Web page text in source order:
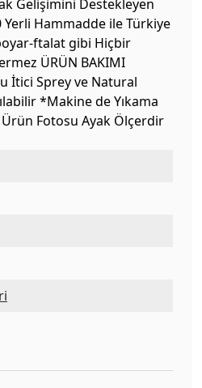
Gelişimini Destekleyen
Yerli Hammadde ile Türkiye
ftalat gibi Hiçbir
ÜRÜN BAKIMI
İtici Sprey ve Natural
*Makine de Yıkama
Fotosu Ayak Ölçerdir